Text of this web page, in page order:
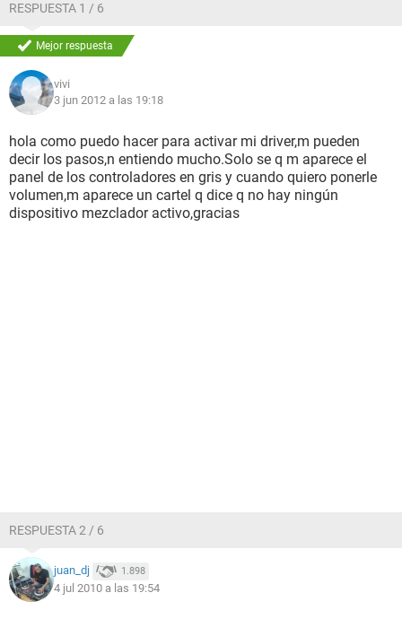
RESPUESTA 1 / 6
Mejor respuesta
vivi
3 jun 2012 a las 19:18
hola como puedo hacer para activar mi driver,m pueden
decir los pasos,n entiendo mucho.Solo se q m aparece el
panel de los controladores en gris y cuando quiero ponerle
volumen,m aparece un cartel q dice q no hay ningún
dispositivo mezclador activo,gracias
RESPUESTA 2 / 6
juan_dj 1.898
4 jul 2010 a las 19:54